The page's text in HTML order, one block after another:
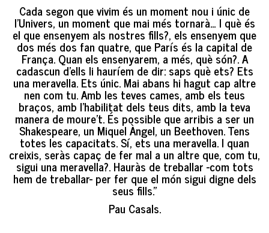
Cada segon que vivim és un moment nou i únic de
l’Univers, un moment que mai més tornarà… I què és
el que ensenyem als nostres fills?, els ensenyem que
dos més dos fan quatre, que París és la capital de
França. Quan els ensenyarem, a més, què són?. A
cadascun d’ells li hauríem de dir: saps què ets? Ets
una meravella. Ets únic. Mai abans hi hagut cap altre
nen com tu. Amb les teves cames, amb els teus
braços, amb l’habilitat dels teus dits, amb la teva
manera de moure’t. És possible que arribis a ser un
Shakespeare, un Miquel Àngel, un Beethoven. Tens
totes les capacitats. Sí, ets una meravella. I quan
creixis, seràs capaç de fer mal a un altre que, com tu,
sigui una meravella?. Hauràs de treballar -com tots
hem de treballar- per fer que el món sigui digne dels
seus fills.”
Pau Casals.